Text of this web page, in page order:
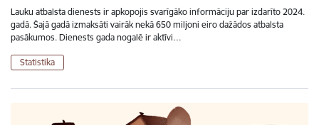
Lauku atbalsta dienests ir apkopojis svarīgāko informāciju par izdarīto 2024.
gadā. Šajā gadā izmaksāti vairāk nekā 650 miljoni eiro dažādos atbalsta
pasākumos. Dienests gada nogalē ir aktīvi…
Statistika